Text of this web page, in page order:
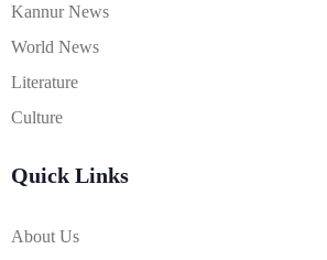
Kannur News
World News
Literature
Culture
Quick Links
About Us